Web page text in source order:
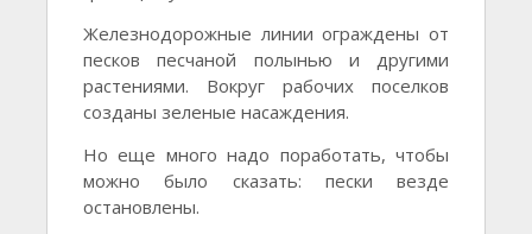
Железнодорожные линии ограждены от
песков песчаной полынью и другими
растениями. Вокруг рабочих поселков
созданы зеленые насаждения.
Но еще много надо поработать, чтобы
можно было сказать: пески везде
остановлены.